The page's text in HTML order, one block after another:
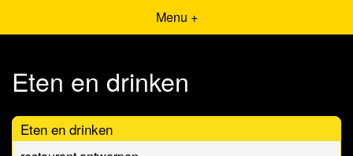
Menu +
Eten en drinken
Eten en drinken